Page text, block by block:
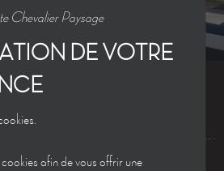
Chevalier Paysage
DE VOTRE
afin de vous offrir une